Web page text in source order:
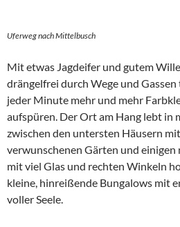
Uferweg nach Mittelbusch
Mit etwas Jagdeifer und gutem
drängelfrei durch Wege und
jeder Minute mehr und mehr
aufspüren. Der Ort am Hang lebt in
zwischen den untersten Häusern
verwunschenen Gärten und
mit viel Glas und rechten Winkeln
kleine, hinreißende Bungalows mit
voller Seele.